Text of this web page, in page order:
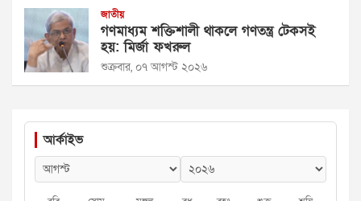
জাতীয়
গণমাধ্যম শক্তিশালী থাকলে গণতন্ত্র টেকসই
হয়: মির্জা ফখরুল
শুক্রবার, ০৭ আগস্ট ২০২৬
আর্কাইভ